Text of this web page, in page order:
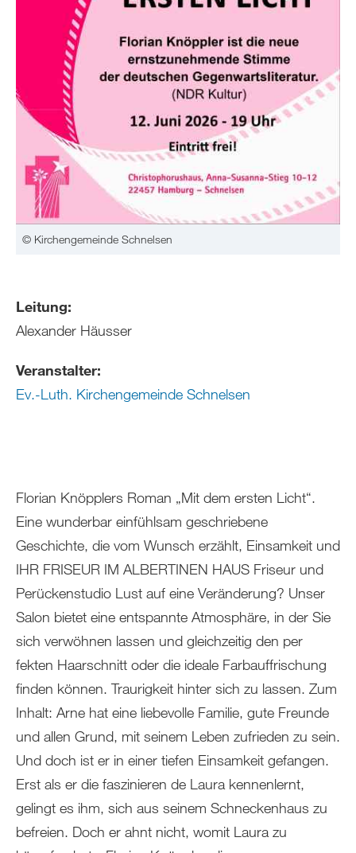
© Kirchengemeinde Schnelsen
Leitung:
Alexander Häusser
Veranstalter:
Ev.-Luth. Kirchengemeinde Schnelsen
Florian Knöpplers Roman „Mit dem ersten Licht“.
Eine wunderbar einfühlsam geschriebene
Geschichte, die vom Wunsch erzählt, Einsamkeit und
IHR FRISEUR IM ALBERTINEN HAUS Friseur und
Perückenstudio Lust auf eine Veränderung? Unser
Salon bietet eine entspannte Atmosphäre, in der Sie
sich verwöhnen lassen und gleichzeitig den per
fekten Haarschnitt oder die ideale Farbauffrischung
finden können. Traurigkeit hinter sich zu lassen. Zum
Inhalt: Arne hat eine liebevolle Familie, gute Freunde
und allen Grund, mit seinem Leben zufrieden zu sein.
Und doch ist er in einer tiefen Einsamkeit gefangen.
Erst als er die faszinieren de Laura kennenlernt,
gelingt es ihm, sich aus seinem Schneckenhaus zu
befreien. Doch er ahnt nicht, womit Laura zu